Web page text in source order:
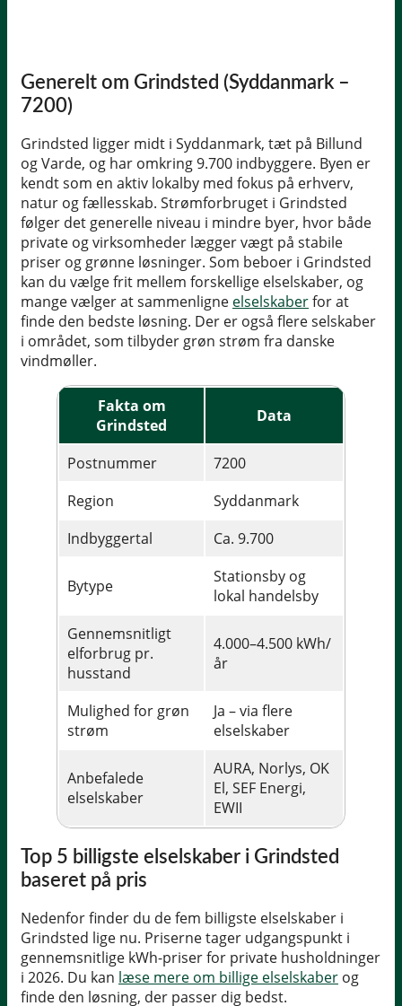
Generelt om Grindsted (Syddanmark –
7200)
Grindsted ligger midt i Syddanmark, tæt på Billund
og Varde, og har omkring 9.700 indbyggere. Byen er
kendt som en aktiv lokalby med fokus på erhverv,
natur og fællesskab. Strømforbruget i Grindsted
følger det generelle niveau i mindre byer, hvor både
private og virksomheder lægger vægt på stabile
priser og grønne løsninger. Som beboer i Grindsted
kan du vælge frit mellem forskellige elselskaber, og
mange vælger at sammenligne elselskaberfor at
finde den bedste løsning. Der er også flere selskaber
i området, som tilbyder grøn strøm fra danske
vindmøller.
Fakta om
Grindsted
Data
Postnummer
7200
Region
Syddanmark
Indbyggertal
Ca. 9.700
Bytype
Stationsby og
lokal handelsby
Gennemsnitligt
elforbrug pr.
husstand
4.000–4.500 kWh/
år
Mulighed for grøn
strøm
Ja – via flere
elselskaber
Anbefalede
elselskaber
AURA, Norlys, OK
El, SEF Energi,
EWII
Top 5 billigste elselskaber i Grindsted
baseret på pris
Nedenfor finder du de fem billigste elselskaber i
Grindsted lige nu. Priserne tager udgangspunkt i
gennemsnitlige kWh-priser for private husholdninger
i 2026. Du kan læse mere om billige elselskaber og
finde den løsning, der passer dig bedst.